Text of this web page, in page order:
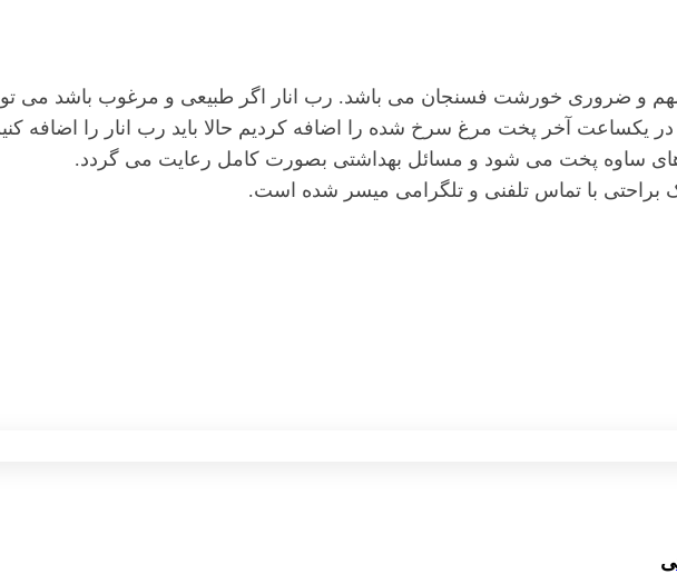
مهم و ضروری خورشت فسنجان می باشد. رب انار اگر طبیعی و مرغوب باشد می
و در یکساعت آخر پخت مرغ سرخ شده را اضافه کردیم حالا باید رب انار را
های ساوه پخت می شود و مسائل بهداشتی بصورت کامل رعایت می گردد.
براحتی با تماس تلفنی و تلگرامی میسر شده است.